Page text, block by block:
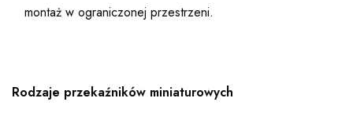
montaż w ograniczonej przestrzeni.
Rodzaje przekaźników miniaturowych